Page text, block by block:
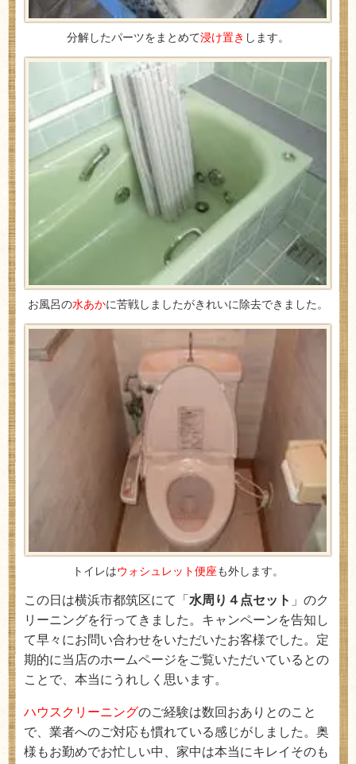
分解したパーツをまとめて浸け置き します。
お風呂の水あかに苦戦しましたがきれいに除去できました。
トイレはウォシュレット便座も外します。
この日は横浜市都筑区にて「 水周り４点セット 」のク
リーニングを行ってきました。キャンペーンを告知し
て早々にお問い合わせをいただいたお客様でした。定
期的に当店のホームページをご覧いただいているとの
ことで、本当にうれしく思います。
ハウスクリーニングのご経験は数回おありとのこと
で、業者へのご対応も慣れている感じがしました。奥
様もお勤めでお忙しい中、家中は本当にキレイそのも